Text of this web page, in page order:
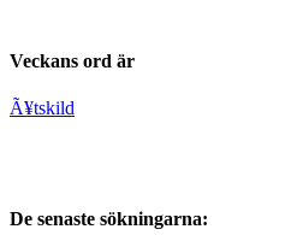
Veckans ord är
Ã¥tskild
De senaste sökningarna: